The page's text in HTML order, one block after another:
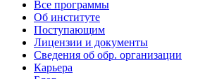
Все программы
Об институте
Поступающим
Лицензии и документы
Сведения об обр. организации
Карьера